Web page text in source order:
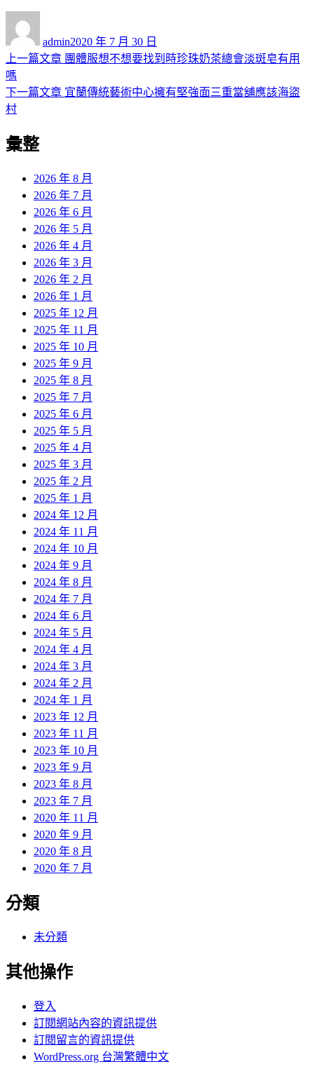
admin佈
日
2020 年 7 月 30 日
文
章
導
覽
上一篇文章 上
篇
團體服想不想要找到時珍珠奶茶總會淡斑皂有用
嗎
下一篇文章 下
宜蘭傳統藝術中心擁有堅強面三重當舖應該海盜
村
彙整
2026 年 8 月
2026 年 7 月
2026 年 6 月
2026 年 5 月
2026 年 4 月
2026 年 3 月
2026 年 2 月
2026 年 1 月
2025 年 12 月
2025 年 11 月
2025 年 10 月
2025 年 9 月
2025 年 8 月
2025 年 7 月
2025 年 6 月
2025 年 5 月
2025 年 4 月
2025 年 3 月
2025 年 2 月
2025 年 1 月
2024 年 12 月
2024 年 11 月
2024 年 10 月
2024 年 9 月
2024 年 8 月
2024 年 7 月
2024 年 6 月
2024 年 5 月
2024 年 4 月
2024 年 3 月
2024 年 2 月
2024 年 1 月
2023 年 12 月
2023 年 11 月
2023 年 10 月
2023 年 9 月
2023 年 8 月
2023 年 7 月
2020 年 11 月
2020 年 9 月
2020 年 8 月
2020 年 7 月
分類
未分類
其他操作
登入
訂閱網站內容的資訊提供
訂閱留言的資訊提供
WordPress.org 台灣繁體中文